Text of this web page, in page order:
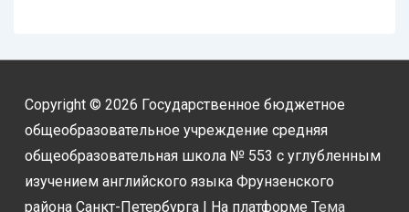
Copyright © 2026 Государственное бюджетное
общеобразовательное учреждение средняя
общеобразовательная школа № 553 с углубленным
изучением английского языка Фрунзенского
района Санкт-Петербурга | На платформе Тема